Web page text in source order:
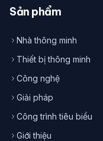
Sản phẩm
Nhà thông minh
Thiết bị thông minh
Công nghệ
Giải pháp
Công trình tiêu biểu
Giới thiệu